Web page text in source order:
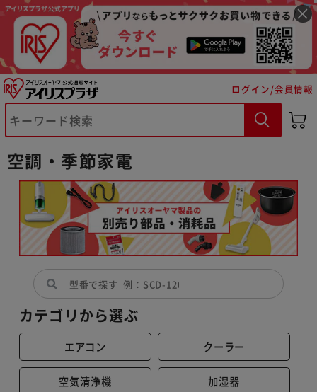
ログイン/会員情報
空調・季節家電
カテゴリから選ぶ
エアコン クーラー
空気清浄機 加湿器